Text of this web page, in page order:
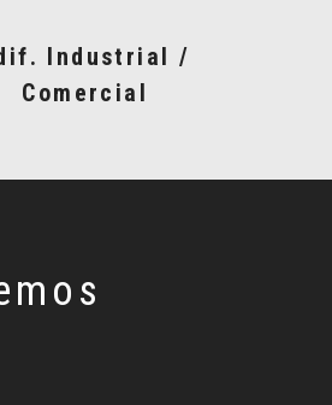
Industrial /
Comercial